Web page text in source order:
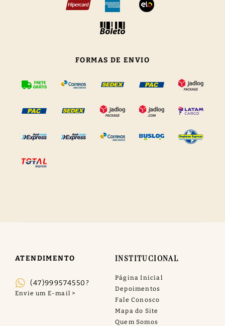
FORMAS DE ENVIO
ATENDIMENTO
(47)999574550?
INSTITUCIONAL
Página Inicial
Depoimentos
Fale Conosco
Mapa do Site
Quem Somos